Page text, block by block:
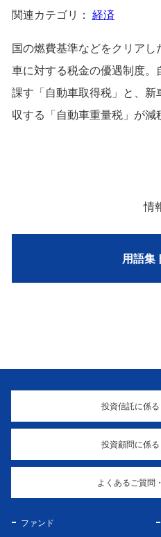
関連カテゴリ： 経済
国の燃費基準などをクリア
車に対する税金の優遇制度
課す「自動車取得税」と、
収する「自動車重量税」が減
情
用語集
投資信託に係
投資顧問に係
よくあるご質問
ファンド